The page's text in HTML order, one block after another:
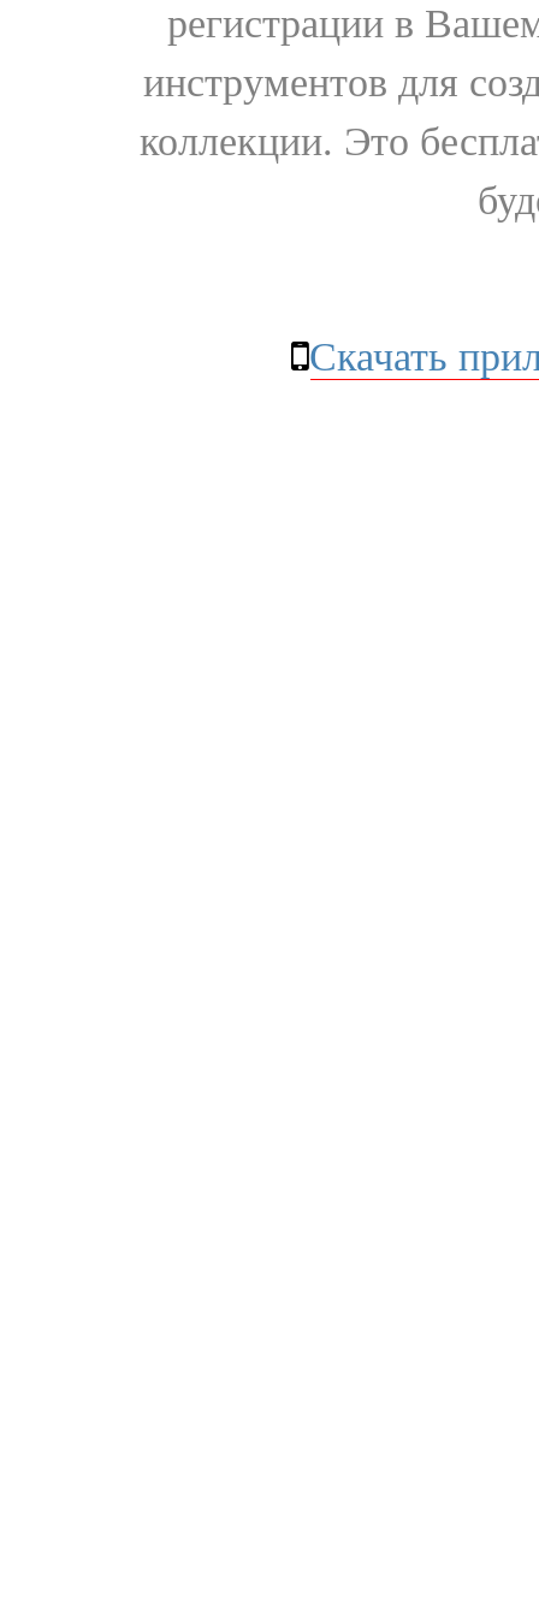
регистрации в
инструментов для
коллекции. Это
Скачать